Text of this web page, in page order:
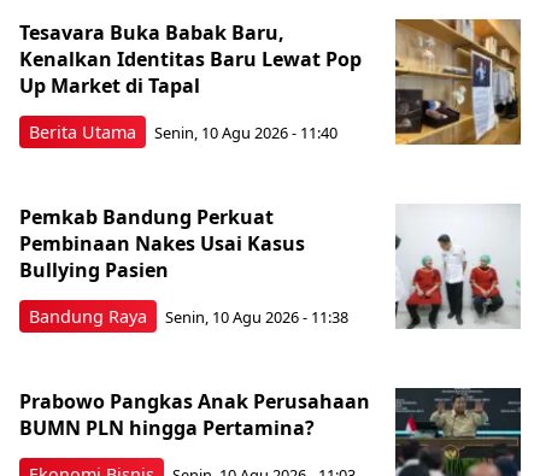
Berita Utama
Tesavara Buka Babak Baru,
Kenalkan Identitas Baru Lewat Pop
Up Market di Tapal
Senin, 10 Agu 2026 - 11:40
Bandung Raya
Pemkab Bandung Perkuat
Pembinaan Nakes Usai Kasus
Bullying Pasien
Senin, 10 Agu 2026 - 11:38
Prabowo Pangkas Anak Perusahaan
BUMN PLN hingga Pertamina?